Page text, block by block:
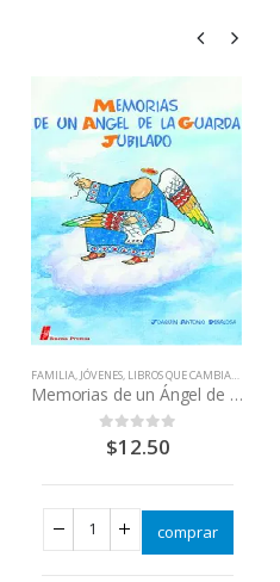
FAMILIA, JÓVENES, LIBROS QUE CAMBIAN VIDAS
Memorias de un Ángel de la Guarda jubilado
out of 5
$12.50
comprar